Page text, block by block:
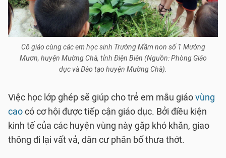
Cô giáo cùng các em học sinh Trường Mầm non số 1 Mường
Mươn, huyện Mường Chà, tỉnh Điện Biên (Nguồn: Phòng Giáo
dục và Đào tạo huyện Mường Chà).
Việc học lớp ghép sẽ giúp cho trẻ em mẫu giáovùng
caocó cơ hội được tiếp cận giáo dục. Bởi điều kiện
kinh tế của các huyện vùng này gặp khó khăn, giao
thông đi lại vất vả, dân cư phân bố thưa thớt.